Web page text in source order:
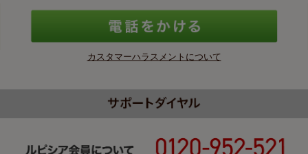
カスタマーハラスメントについて